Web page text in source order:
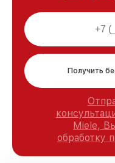
Получить
Miele,
обработку